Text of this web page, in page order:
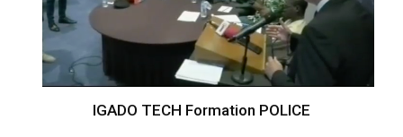
IGADO TECH Formation POLICE